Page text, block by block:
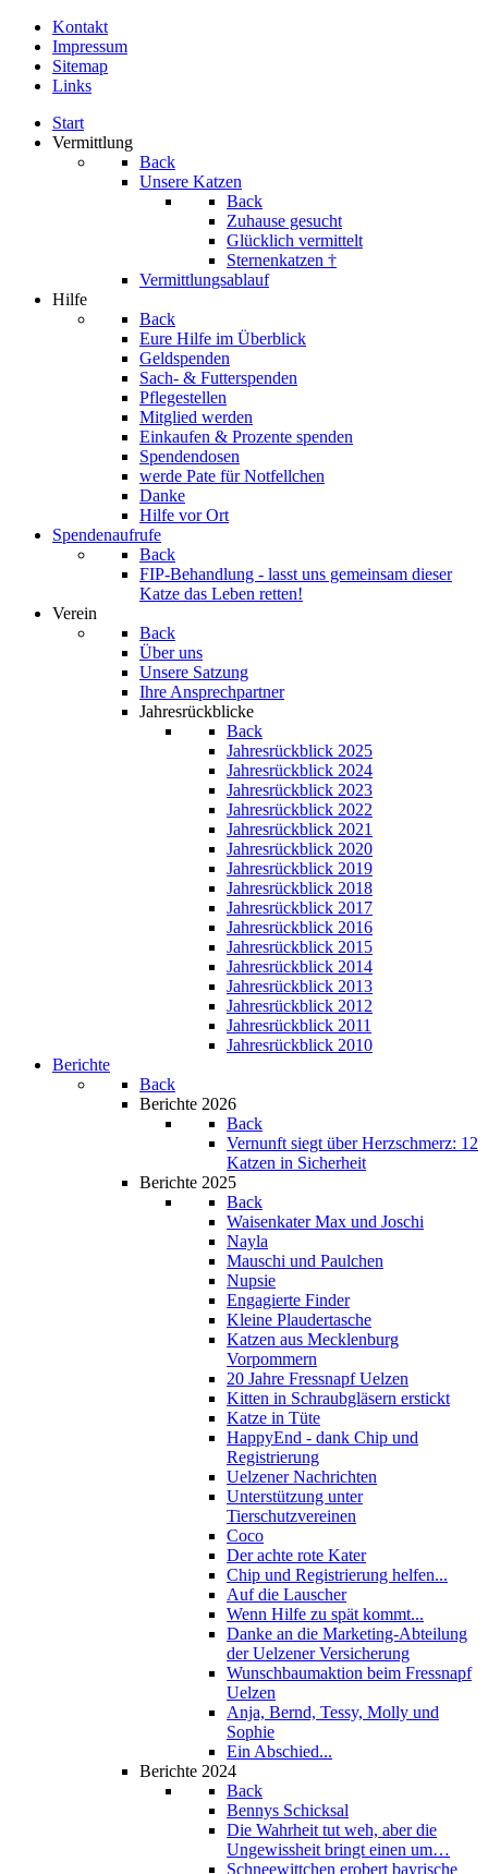
Kontakt
Impressum
Sitemap
Links
Start
Vermittlung
Back
Unsere Katzen
Back
Zuhause gesucht
Glücklich vermittelt
Sternenkatzen †
Vermittlungsablauf
Hilfe
Back
Eure Hilfe im Überblick
Geldspenden
Sach- & Futterspenden
Pflegestellen
Mitglied werden
Einkaufen & Prozente spenden
Spendendosen
werde Pate für Notfellchen
Danke
Hilfe vor Ort
Spendenaufrufe
Back
FIP-Behandlung - lasst uns gemeinsam dieser
Katze das Leben retten!
Verein
Back
Über uns
Unsere Satzung
Ihre Ansprechpartner
Jahresrückblicke
Back
Jahresrückblick 2025
Jahresrückblick 2024
Jahresrückblick 2023
Jahresrückblick 2022
Jahresrückblick 2021
Jahresrückblick 2020
Jahresrückblick 2019
Jahresrückblick 2018
Jahresrückblick 2017
Jahresrückblick 2016
Jahresrückblick 2015
Jahresrückblick 2014
Jahresrückblick 2013
Jahresrückblick 2012
Jahresrückblick 2011
Jahresrückblick 2010
Berichte
Back
Berichte 2026
Back
Vernunft siegt über Herzschmerz: 12
Katzen in Sicherheit
Berichte 2025
Back
Waisenkater Max und Joschi
Nayla
Mauschi und Paulchen
Nupsie
Engagierte Finder
Kleine Plaudertasche
Katzen aus Mecklenburg
Vorpommern
20 Jahre Fressnapf Uelzen
Kitten in Schraubgläsern erstickt
Katze in Tüte
HappyEnd - dank Chip und
Registrierung
Uelzener Nachrichten
Unterstützung unter
Tierschutzvereinen
Coco
Der achte rote Kater
Chip und Registrierung helfen...
Auf die Lauscher
Wenn Hilfe zu spät kommt...
Danke an die Marketing-Abteilung
der Uelzener Versicherung
Wunschbaumaktion beim Fressnapf
Uelzen
Anja, Bernd, Tessy, Molly und
Sophie
Ein Abschied...
Berichte 2024
Back
Bennys Schicksal
Die Wahrheit tut weh, aber die
Ungewissheit bringt einen um…
Schneewittchen erobert bayrische